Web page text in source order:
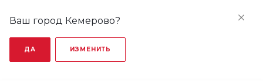
Ваш город Кемерово?
ДА ИЗМЕНИТЬ